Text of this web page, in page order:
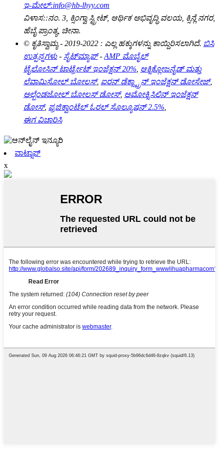
ಇ-ಮೇಲ್:info@hb-lhyy.com
ವಿಳಾಸ::ನಂ. 3, ಕ್ಸಿಂಗ್ವಾ ಸ್ಟ್ರೀಟ್, ಆರ್ಥಿಕ ಅಭಿವೃದ್ಧಿ ವಲಯ, ಕ್ಸಿನ್ಲೆ ನಗರ,
ಹೆಬೈ ಪ್ರಾಂತ್ಯ, ಚೀನಾ.
© ಕೃತಿಸ್ವಾಮ್ಯ - 2019-2022 : ಎಲ್ಲ ಹಕ್ಕುಗಳನ್ನು ಕಾಯ್ದಿರಿಸಲಾಗಿದೆ. ಬಿಸಿ
ಉತ್ಪನ್ನಗಳು - ಸೈಟ್‌ಮ್ಯಾಪ್- AMP ಮೊಬೈಲ್
ಟೈಲೋಸಿನ್ ಟಾರ್ಟ್ರೇಟ್ ಇಂಜೆಕ್ಷನ್ 20% ಆಕ್ಸಿಕ್ಲೋಜನೈಡ್ ಮತ್ತು
ಲೆವಾಮಿಸೋಲ್ ಬೋಲಸ್, ಐರನ್ ಡೆಕ್ಸ್ಟ್ರಾನ್ ಇಂಜೆಕ್ಷನ್ ಡೋಸೇಜ್,
ಅಲ್ಬೆಂಡಜೋಲ್ ಬೋಲಸ್ ಡೋಸ್, ಅಮೋಕ್ಸಿಸಿಲಿನ್ ಇಂಜೆಕ್ಷನ್
ಡೋಸ್, ಪ್ರಜಿಕ್ವಾಂಟೆಲ್ ಓರಲ್ ಸೊಲ್ಯೂಷನ್ 2.5%
ಈಗ ವಿಚಾರಿಸಿ
ವಾಟ್ಸಾಪ್
x